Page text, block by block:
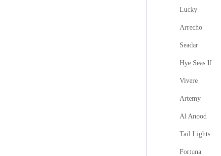
Lucky
Arrecho
Seadar
Hye Seas II
Vivere
Artemy
Al Anood
Tail Lights
Fortuna